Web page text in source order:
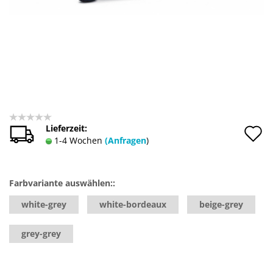
Lieferzeit:
1-4 Wochen (Anfragen)
Farbvariante auswählen::
white-grey
white-bordeaux beige-grey
grey-grey